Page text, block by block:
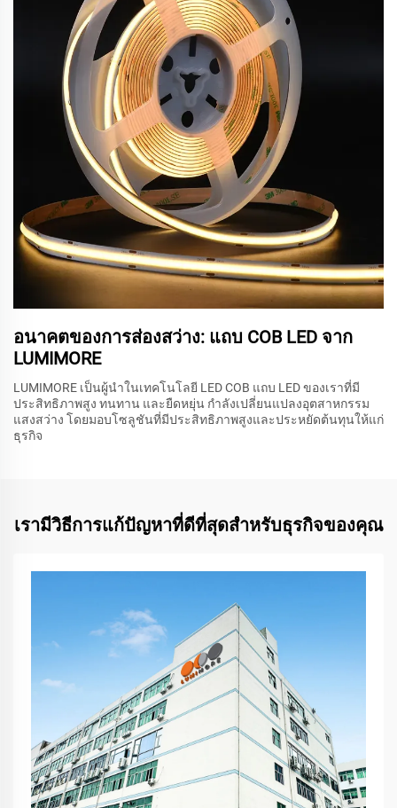
อนาคตของการส่องสว่าง: แถบ COB LED จาก
LUMIMORE
LUMIMORE เป็นผู้นำในเทคโนโลยี LED COB แถบ LED ของเราที่มี
ประสิทธิภาพสูง ทนทาน และยืดหยุ่น กำลังเปลี่ยนแปลงอุตสาหกรรม
แสงสว่าง โดยมอบโซลูชันที่มีประสิทธิภาพสูงและประหยัดต้นทุนให้แก่
ธุรกิจ
เรามีวิธีการแก้ปัญหาที่ดีที่สุดสำหรับธุรกิจของคุณ